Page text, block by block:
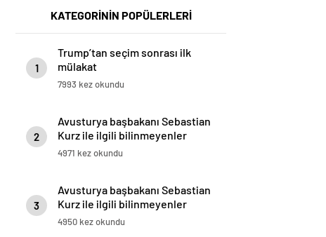
KATEGORİNİN POPÜLERLERİ
1
Trump’tan seçim sonrası ilk
mülakat
7993 kez okundu
2
Avusturya başbakanı Sebastian
Kurz ile ilgili bilinmeyenler
4971 kez okundu
3
Avusturya başbakanı Sebastian
Kurz ile ilgili bilinmeyenler
4950 kez okundu